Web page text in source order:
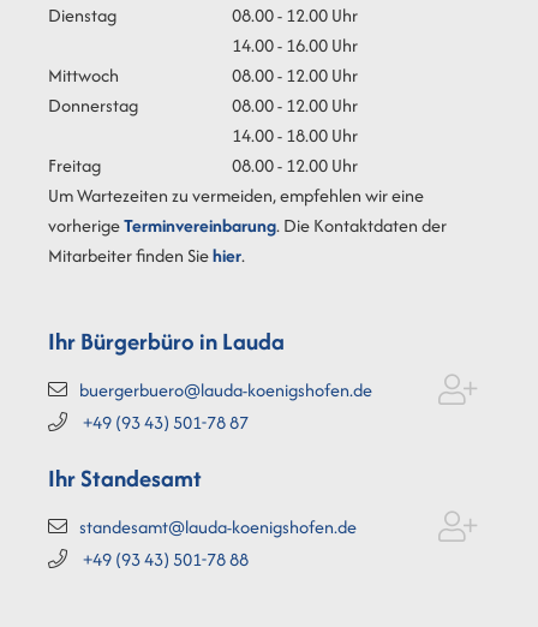
Dienstag
08.00 - 12.00 Uhr
14.00 - 16.00 Uhr
Mittwoch
08.00 - 12.00 Uhr
Donnerstag
08.00 - 12.00 Uhr
14.00 - 18.00 Uhr
Freitag
08.00 - 12.00 Uhr
Um Wartezeiten zu vermeiden, empfehlen wir eine
vorherigeTerminvereinbarung. Die Kontaktdaten der
Mitarbeiter finden Siehier.
Ihr Bürgerbüro in Lauda
buergerbuero@lauda-koenigshofen.de
+49 (9343) 501-7887
Ihr Standesamt
standesamt@lauda-koenigshofen.de
+49 (9343) 501-7888